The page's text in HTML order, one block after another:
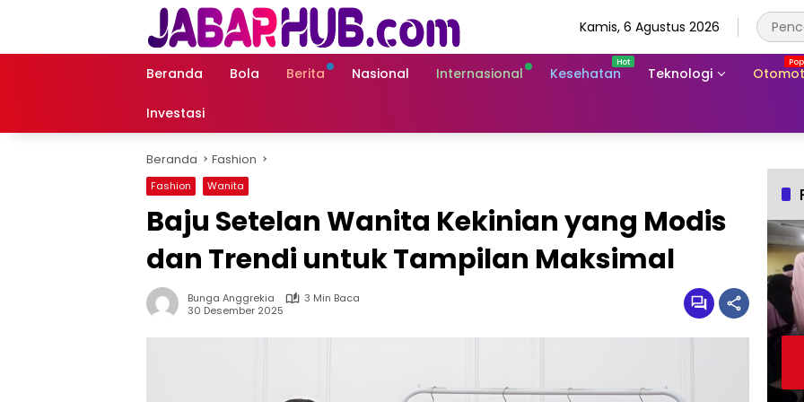
Kamis, 6 Agustus 2026
Beranda Bola Berita Nasional Internasional Kesehatan Teknologi
Investasi
Beranda Fashion
Fashion Wanita
Baju Setelan Wanita Kekinian yang Modis
dan Trendi untuk Tampilan Maksimal
Bunga Anggrekia
3 Min Baca
30 Desember 2025